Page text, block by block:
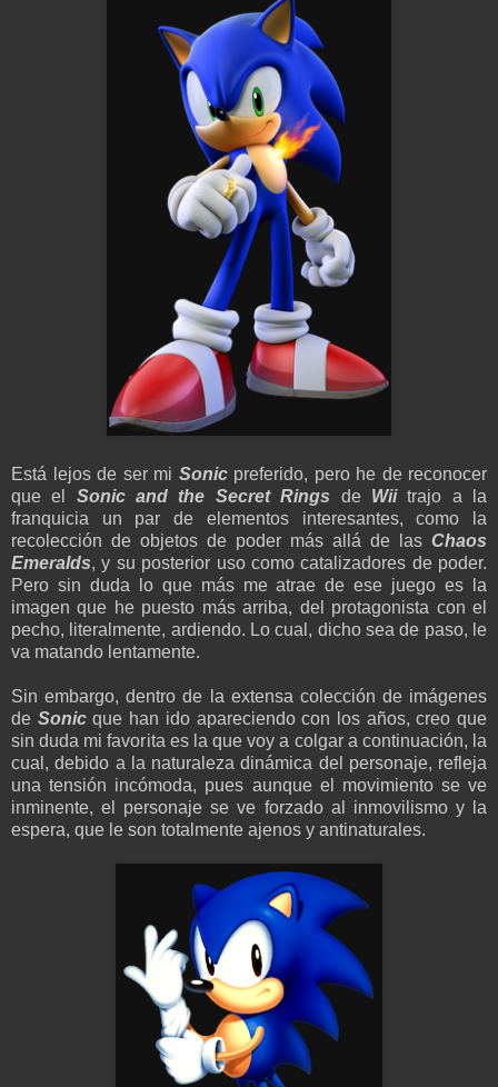
Está lejos de ser mi Sonic preferido, pero he de reconocer
que el Sonic and the Secret Rings de Wiitrajo a la
franquicia un par de elementos interesantes, como la
recolección de objetos de poder más allá de las Chaos
Emeralds, y su posterior uso como catalizadores de poder.
Pero sin duda lo que más me atrae de ese juego es la
imagen que he puesto más arriba, del protagonista con el
pecho, literalmente, ardiendo. Lo cual, dicho sea de paso, le
va matando lentamente.
Sin embargo, dentro de la extensa colección de imágenes
de Sonicque han ido apareciendo con los años, creo que
sin duda mi favorita es la que voy a colgar a continuación, la
cual, debido a la naturaleza dinámica del personaje, refleja
una tensión incómoda, pues aunque el movimiento se ve
inminente, el personaje se ve forzado al inmovilismo y la
espera, que le son totalmente ajenos y antinaturales.